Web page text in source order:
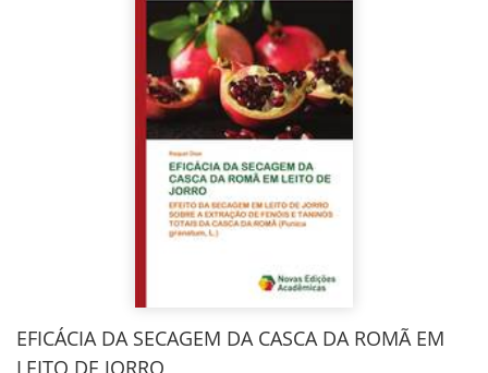
EFICÁCIA DA SECAGEM DA CASCA DA ROMÃ EM
LEITO DE JORRO